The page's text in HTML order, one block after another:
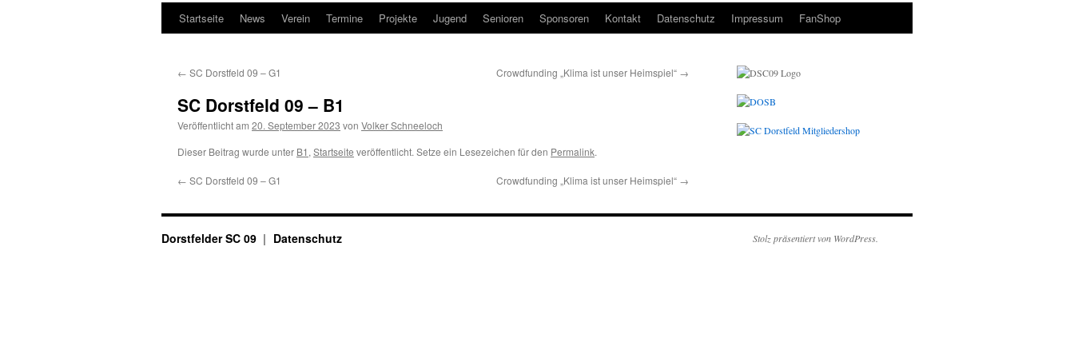
Startseite News Verein Termine Projekte Jugend Senioren Sponsoren Kontakt Datenschutz Impressum FanShop
← SC Dorstfeld 09 – G1 Crowdfunding „Klima ist unser Heimspiel“ →
SC Dorstfeld 09 – B1
Veröffentlicht am 20. September 2023 von Volker Schneeloch
Dieser Beitrag wurde unter B1 , Startseite veröffentlicht. Setze ein Lesezeichen für den Permalink.
← SC Dorstfeld 09 – G1 Crowdfunding „Klima ist unser Heimspiel“ →
Dorstfelder SC 09 Datenschutz Stolz präsentiert von WordPress.